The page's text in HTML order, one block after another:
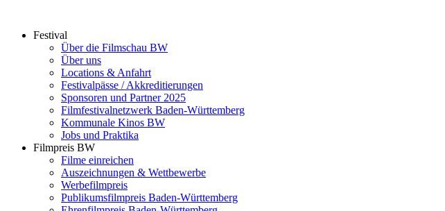
springenFestival
Über die Filmschau BW
Über uns
Locations & Anfahrt
Festivalpässe / Akkreditierungen
Sponsoren und Partner 2025
Filmfestivalnetzwerk ­Baden-Württemberg
Kommunale Kinos BW
Jobs und Praktika
Filmpreis BW
Filme einreichen
Auszeichnungen & Wettbewerbe
Werbefilmpreis
Publikumsfilmpreis Baden-Württemberg